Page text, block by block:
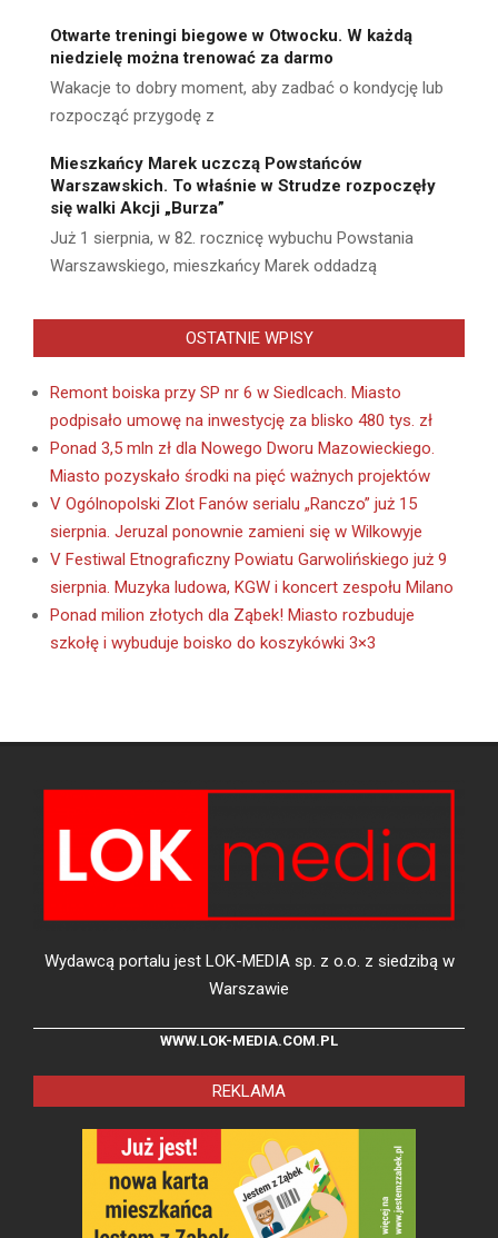
Otwarte treningi biegowe w Otwocku. W każdą
niedzielę można trenować za darmo
Wakacje to dobry moment, aby zadbać o kondycję lub
rozpocząć przygodę z
Mieszkańcy Marek uczczą Powstańców
Warszawskich. To właśnie w Strudze rozpoczęły
się walki Akcji „Burza”
Już 1 sierpnia, w 82. rocznicę wybuchu Powstania
Warszawskiego, mieszkańcy Marek oddadzą
OSTATNIE WPISY
Remont boiska przy SP nr 6 w Siedlcach. Miasto
podpisało umowę na inwestycję za blisko 480 tys. zł
Ponad 3,5 mln zł dla Nowego Dworu Mazowieckiego.
Miasto pozyskało środki na pięć ważnych projektów
V Ogólnopolski Zlot Fanów serialu „Ranczo” już 15
sierpnia. Jeruzal ponownie zamieni się w Wilkowyje
V Festiwal Etnograficzny Powiatu Garwolińskiego już 9
sierpnia. Muzyka ludowa, KGW i koncert zespołu Milano
Ponad milion złotych dla Ząbek! Miasto rozbuduje
szkołę i wybuduje boisko do koszykówki 3×3
Wydawcą portalu jest LOK-MEDIA sp. z o.o. z siedzibą w
Warszawie
WWW.LOK-MEDIA.COM.PL
REKLAMA